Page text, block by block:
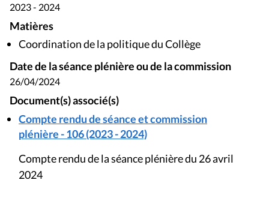
2023 - 2024
Matières
Coordination de la politique du Collège
Date de la séance plénière ou de la commission
26/04/2024
Document(s) associé(s)
Compte rendu de séance et commission
plénière - 106 (2023 - 2024)
Compte rendu de la séance plénière du 26 avril
2024